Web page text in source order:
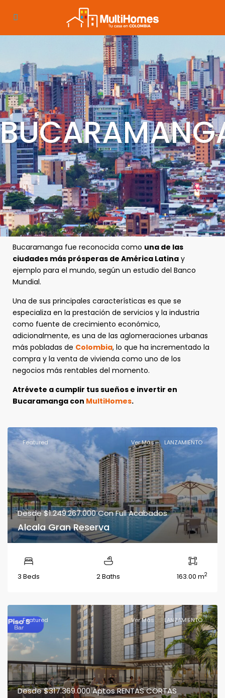
Bucaramanga fue reconocida como una de las
ciudades más prósperas de América Latina y
ejemplo para el mundo, según un estudio del Banco
Mundial.
Una de sus principales características es que se
especializa en la prestación de servicios y la industria
como fuente de crecimiento económico,
adicionalmente, es una de las aglomeraciones urbanas
más pobladas de Colombia, lo que ha incrementado la
compra y la venta de vivienda como uno de los
negocios más rentables del momento.
Atrévete a cumplir tus sueños e invertir en
Bucaramanga con MultiHomes.
Featured Ver Más LANZAMIENTO
Desde$1.249.267.000Con Full Acabados
Alcala Gran Reserva
3 Beds 2 Baths 163.00 m2
Featured Ver Más LANZAMIENTO
Desde$317.369.000Aptos RENTAS CORTAS